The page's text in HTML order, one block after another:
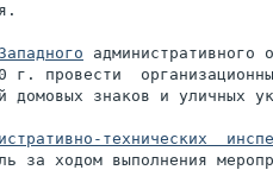
административного
провести
домовых знаков и уличных
технических
за ходом выполнения